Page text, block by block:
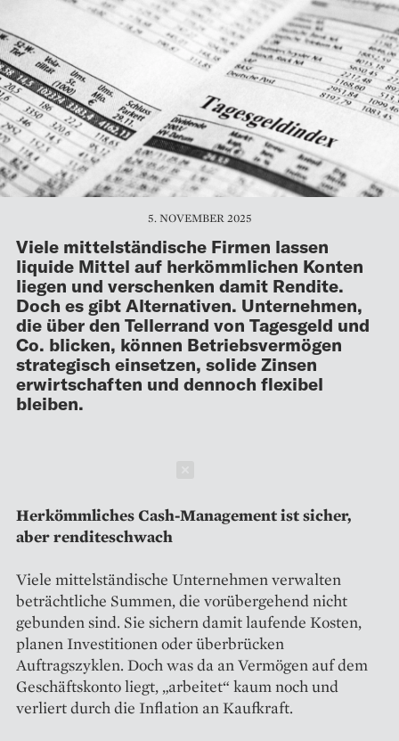
5. NOVEMBER 2025
Viele mittelständische Firmen lassen
liquide Mittel auf herkömmlichen Konten
liegen und verschenken damit Rendite.
Doch es gibt Alternativen. Unternehmen,
die über den Tellerrand von Tagesgeld und
Co. blicken, können Betriebsvermögen
strategisch einsetzen, solide Zinsen
erwirtschaften und dennoch flexibel
bleiben.
Herkömmliches Cash-Management ist sicher,
aber renditeschwach
Viele mittelständische Unternehmen verwalten
beträchtliche Summen, die vorübergehend nicht
gebunden sind. Sie sichern damit laufende Kosten,
planen Investitionen oder überbrücken
Auftragszyklen. Doch was da an Vermögen auf dem
Geschäftskonto liegt, „arbeitet“ kaum noch und
verliert durch die Inflation an Kaufkraft.